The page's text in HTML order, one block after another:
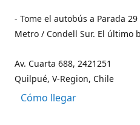
- Tome el autobús a Parada
Metro / Condell Sur. El último
Av. Cuarta 688, 2421251
Quilpué, V-Region, Chile
Cómo llegar